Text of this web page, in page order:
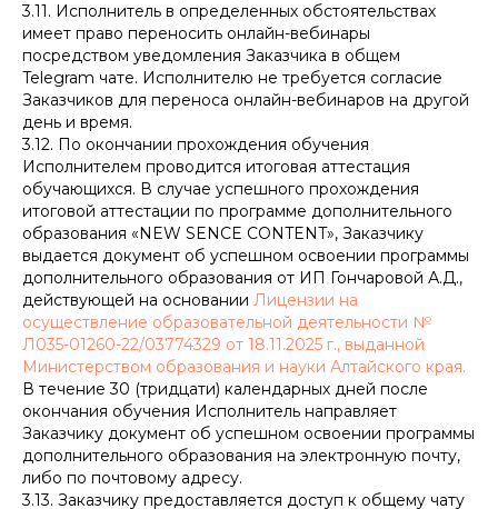
3.11. Исполнитель в определенных обстоятельствах
имеет право переносить онлайн-вебинары
посредством уведомления Заказчика в общем
Telegram чате. Исполнителю не требуется согласие
Заказчиков для переноса онлайн-вебинаров на другой
день и время.
3.12. По окончании прохождения обучения
Исполнителем проводится итоговая аттестация
обучающихся. В случае успешного прохождения
итоговой аттестации по программе дополнительного
образования «NEW SENCE CONTENT», Заказчику
выдается документ об успешном освоении программы
дополнительного образования от ИП Гончаровой А.Д.,
действующей на основании Лицензии на
осуществление образовательной деятельности №
Л035-01260-22/03774329 от 18.11.2025 г., выданной
Министерством образования и науки Алтайского края.
В течение 30 (тридцати) календарных дней после
окончания обучения Исполнитель направляет
Заказчику документ об успешном освоении программы
дополнительного образования на электронную почту,
либо по почтовому адресу.
3.13. Заказчику предоставляется доступ к общему чату